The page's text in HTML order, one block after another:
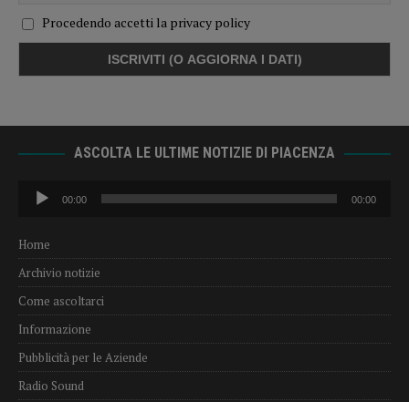
Procedendo accetti la privacy policy
ASCOLTA LE ULTIME NOTIZIE DI PIACENZA
Audio
Player
00:00 00:00
Home
Archivio notizie
Come ascoltarci
Informazione
Pubblicità per le Aziende
Radio Sound